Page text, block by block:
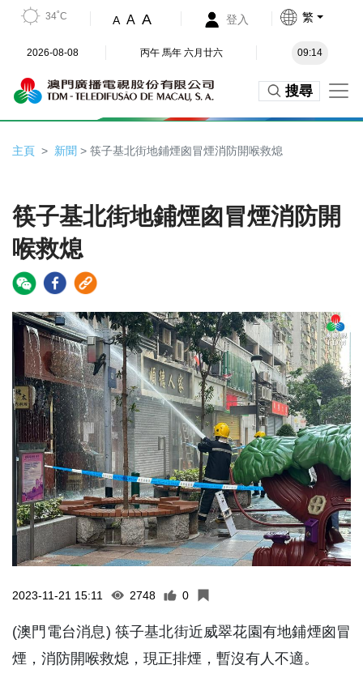
34˚C A A A 登入 繁
2026-08-08 丙午 馬年 六月廿六 09:14
搜尋
主頁 新聞 > 筷子基北街地鋪煙囪冒煙消防開喉救熄
筷子基北街地鋪煙囪冒煙消防開
喉救熄
2023-11-21 15:11 2748 0
(澳門電台消息) 筷子基北街近威翠花園有地鋪煙囪冒
煙，消防開喉救熄，現正排煙，暫沒有人不適。